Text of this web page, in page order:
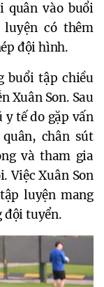
quân vào buổi
luyện có thêm
đội hình.
buổi tập chiều
Xuân Son. Sau
y tế do gặp vấn
chân sút
và tham gia
Việc Xuân Son
luyện mang
đội tuyển.